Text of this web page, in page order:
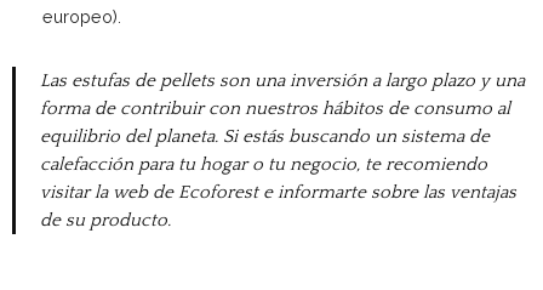
europeo).
Las estufas de pellets son una inversión a largo plazo y una
forma de contribuir con nuestros hábitos de consumo al
equilibrio del planeta. Si estás buscando un sistema de
calefacción para tu hogar o tu negocio, te recomiendo
visitar la web de Ecoforest e informarte sobre las ventajas
de su producto.